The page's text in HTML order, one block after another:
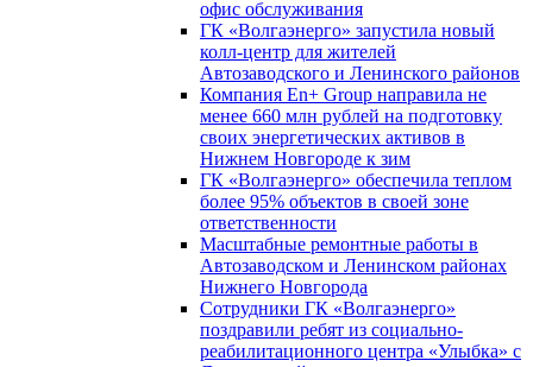
офис обслуживания
ГК «Волгаэнерго» запустила новый
колл-центр для жителей
Автозаводского и Ленинского районов
Компания En+ Group направила не
менее 660 млн рублей на подготовку
своих энергетических активов в
Нижнем Новгороде к зим
ГК «Волгаэнерго» обеспечила теплом
более 95% объектов в своей зоне
ответственности
Масштабные ремонтные работы в
Автозаводском и Ленинском районах
Нижнего Новгорода
Сотрудники ГК «Волгаэнерго»
поздравили ребят из социально-
реабилитационного центра «Улыбка» с